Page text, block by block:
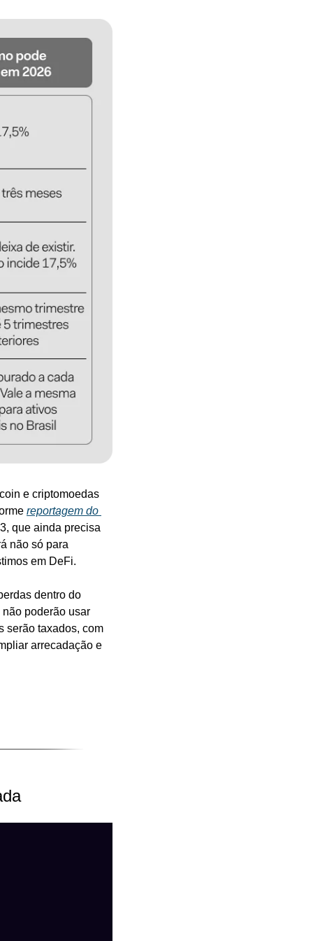
e criptomoedas
reportagem do
que ainda precisa
não só para
em DeFi.
dentro do
poderão usar
serão taxados, com
arrecadação e